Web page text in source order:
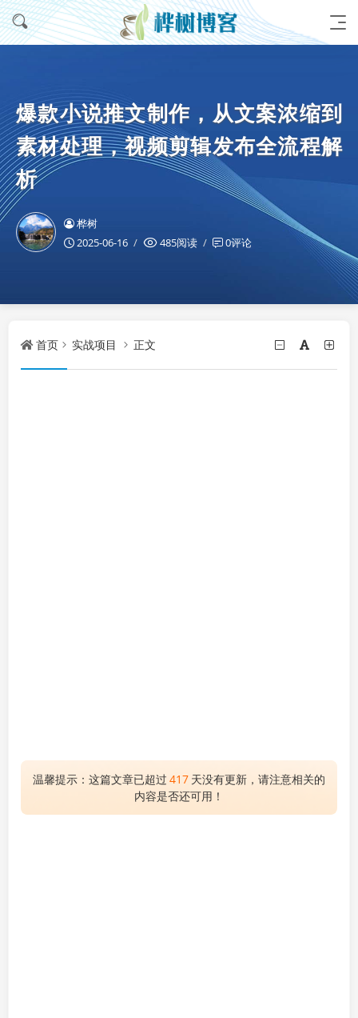
爆款小说推文制作，从文案浓缩到
素材处理，视频剪辑发布全流程解
析
桦树
2025-06-16
485阅读 0评论
首页 实战项目 正文
温馨提示：这篇文章已超过 417 天没有更新，请注意相关的
内容是否还可用！